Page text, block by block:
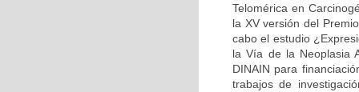
Telomérica en
la XV versión del
cabo el estudio
la Vía de la Neoplasia
DINAIN para
trabajos de